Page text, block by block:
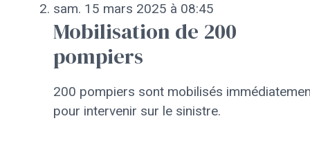
sam. 15 mars 2025 à 08:45
Mobilisation de 200
pompiers
200 pompiers sont mobilisés
pour intervenir sur le sinistre.